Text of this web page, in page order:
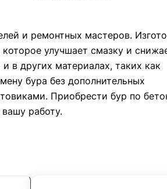
и ремонтных мастеров.
улучшает смазку и
в других материалах, таких как
бура без дополнительных
Приобрести бур по
работу.